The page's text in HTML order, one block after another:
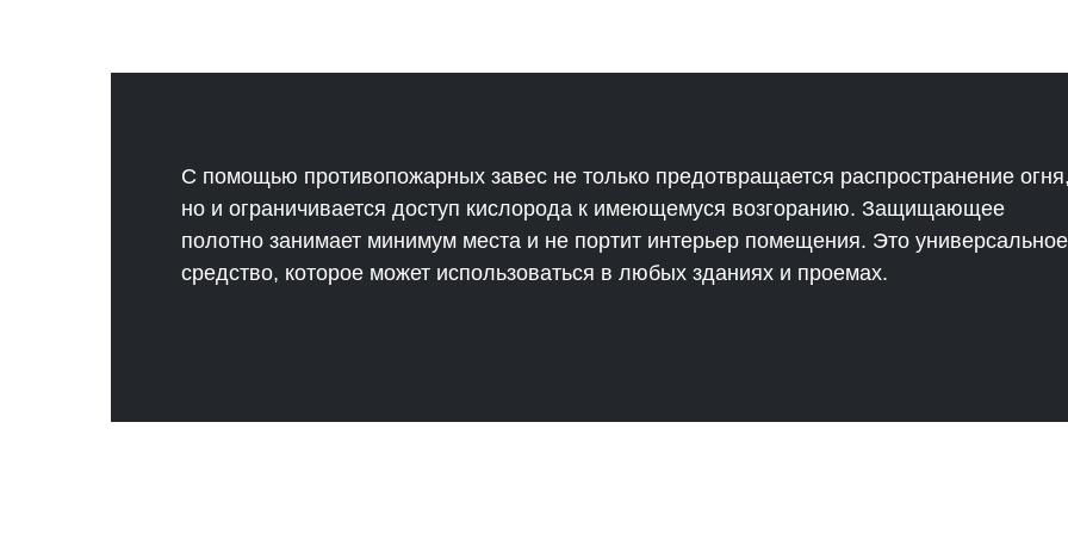
С помощью противопожарных завес не только предотвращается распространение
но и ограничивается доступ кислорода к имеющемуся возгоранию. Защищающее
полотно занимает минимум места и не портит интерьер помещения. Это универсальное
средство, которое может использоваться в любых зданиях и проемах.